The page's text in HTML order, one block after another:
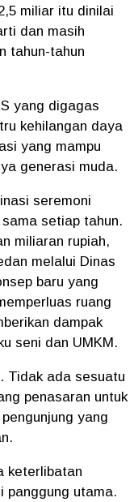
miliar itu dinilai
dan masih
tahun-tahun
yang digagas
kehilangan daya
yang mampu
generasi muda.
seremoni
setiap tahun.
miliaran rupiah,
melalui Dinas
baru yang
ruang
dampak
seni dan UMKM.
Tidak ada sesuatu
penasaran untuk
yang
keterlibatan
panggung utama.